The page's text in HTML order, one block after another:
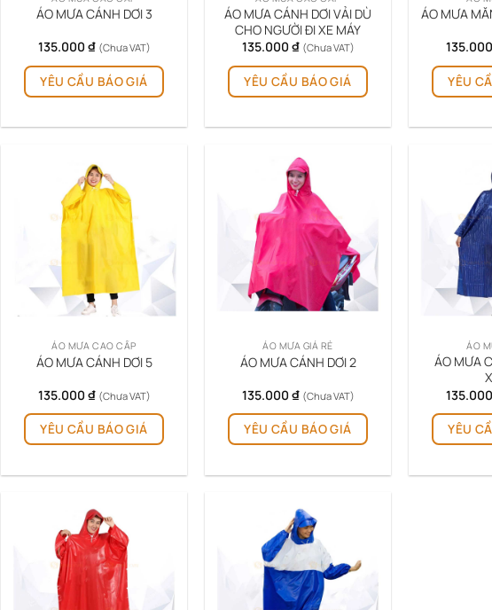
ÁO MƯA CÁNH DƠI 3
135.000 ₫ (Chưa VAT)
YÊU CẦU BÁO GIÁ
ÁO MƯA CÁNH DƠI VẢI DÙ
CHO NGƯỜI ĐI XE MÁY
135.000 ₫ (Chưa VAT)
YÊU CẦU BÁO GIÁ
ÁO MƯA
135.000
YÊU
ÁO MƯA CAO CẤP
ÁO MƯA CÁNH DƠI 5
135.000 ₫ (Chưa VAT)
YÊU CẦU BÁO GIÁ
ÁO MƯA GIÁ RẺ
ÁO MƯA CÁNH DƠI 2
135.000 ₫ (Chưa VAT)
YÊU CẦU BÁO GIÁ
ÁO
ÁO MƯA
135.000
YÊU